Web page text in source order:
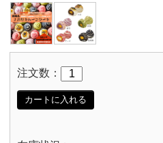
注文数：
カートに入れる